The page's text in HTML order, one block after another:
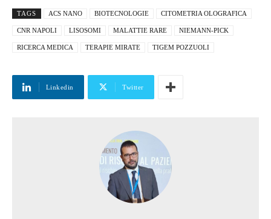
TAGS ACS NANO BIOTECNOLOGIE CITOMETRIA OLOGRAFICA
CNR NAPOLI LISOSOMI MALATTIE RARE NIEMANN-PICK
RICERCA MEDICA TERAPIE MIRATE TIGEM POZZUOLI
Linkedin Twitter